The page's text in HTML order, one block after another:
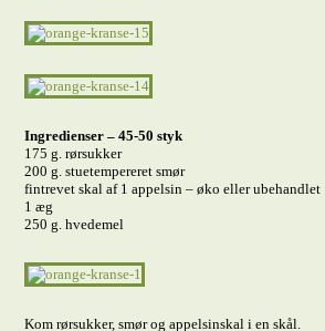
Ingredienser – 45-50 styk
175 g. rørsukker
200 g. stuetempereret smør
fintrevet skal af 1 appelsin – øko eller ubehandlet
1 æg
250 g. hvedemel
Kom rørsukker, smør og appelsinskal i en skål.